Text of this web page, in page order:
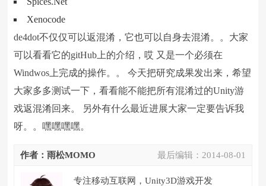
Xenocode
de4dot不仅仅可以返混淆，它也可以自身去混淆。。大家
可以看看它的gitHub上的介绍，哎 又是一个必须在
Windwos上完成的操作。。 今天把研究成果发出来，希望
大家多多测试一下，看看能不能把所有混淆过的Unity游
戏返混淆回来。 另外有什么最近进展大家一定要告诉我
呀。。嘿嘿嘿嘿。
最后编辑： 2014-08-01
作者：雨松MOMO
专注移动互联网，Unity3D游戏开发